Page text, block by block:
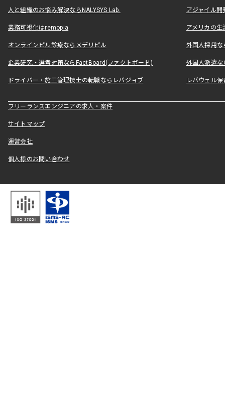
人と組織のお悩み解決ならNALYSYS Lab. アジャイル
業務可視化はremopia アメリカの
オンラインピル診療ならメデリピル 外国人採用
企業研究・選考対策ならFactBoard(ファクトボード) 外国人派遣な
ドライバー・施工管理技士の転職ならレバジョブ レバウェル
フリーランスエンジニアの求人・案件
サイトマップ
運営会社
個人様のお問い合わせ